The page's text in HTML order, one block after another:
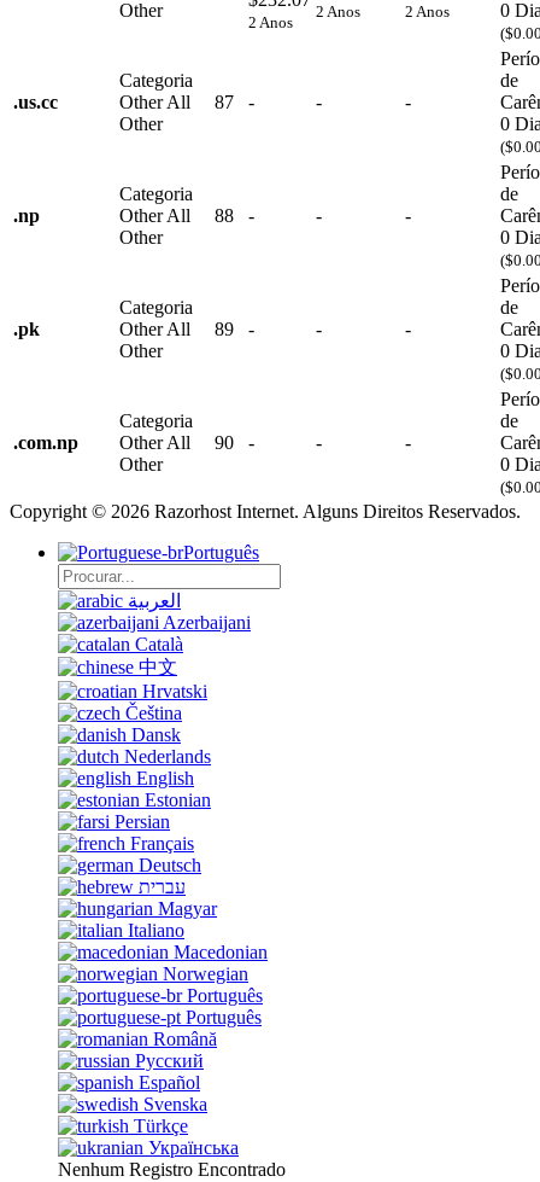
Other
2 Anos
2 Anos 2 Anos 0
.us.cc
Categoria
OtherAll
Other
87 - - -
de
0
.np
Categoria
OtherAll
Other
88 - - -
de
0
.pk
Categoria
OtherAll
Other
89 - - -
de
0
.com.np
Categoria
OtherAll
Other
90 - - -
de
0
Copyright © 2026 Razorhost Internet. Alguns Direitos Reservados.
Português
العربية
Azerbaijani
Català
中文
Hrvatski
Čeština
Dansk
Nederlands
English
Estonian
Persian
Français
Deutsch
עברית
Magyar
Italiano
Macedonian
Norwegian
Português
Português
Română
Русский
Español
Svenska
Türkçe
Українська
Nenhum Registro Encontrado